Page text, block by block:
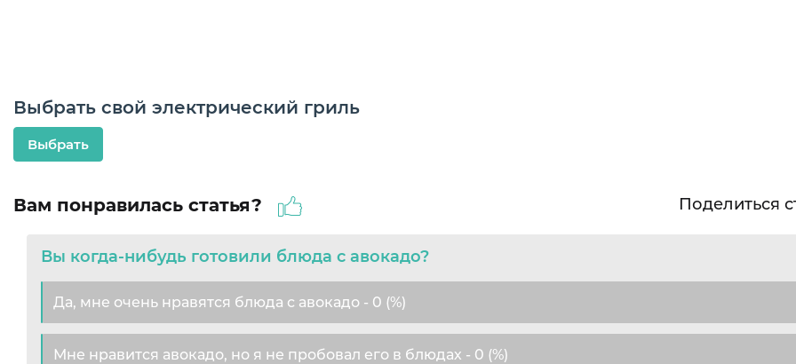
Выбрать свой электрический гриль
Выбрать
Вам понравилась статья? Поделиться
Вы когда-нибудь готовили блюда с авокадо?
Да, мне очень нравятся блюда с авокадо - 0 (%)
Мне нравится авокадо, но я не пробовал его в блюдах - 0 (%)